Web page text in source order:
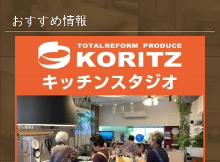
おすすめ情報